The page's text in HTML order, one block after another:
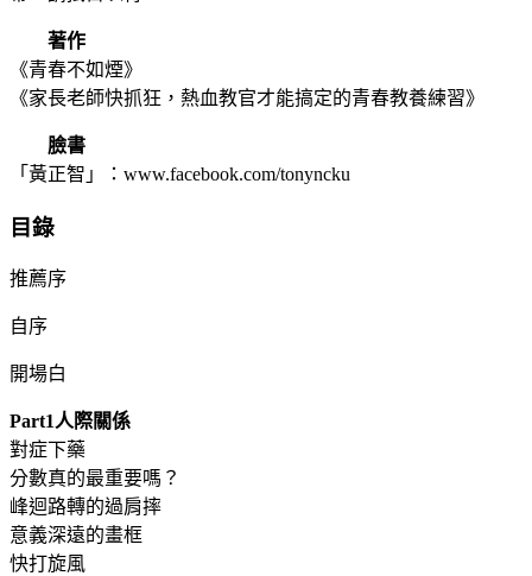
著作
《青春不如煙》
《家長老師快抓狂，熱血教官才能搞定的青春教養練習》
臉書
「黃正智」：www.facebook.com/tonyncku
目錄
推薦序
自序
開場白
Part1人際關係
對症下藥
分數真的最重要嗎？
峰迴路轉的過肩摔
意義深遠的畫框
快打旋風